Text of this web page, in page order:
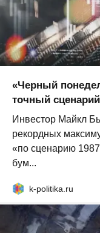
«Черный
точный
Инвестор Майкл
рекордных
«по сценарию
бум...
k-politika.ru